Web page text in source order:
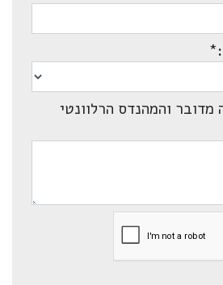
*
והמהנדס הרלוונטי